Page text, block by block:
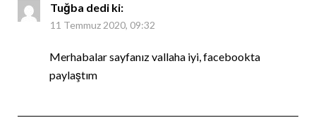
Tuğba dedi ki:
11 Temmuz 2020, 09:32
Merhabalar sayfanız vallaha iyi, facebookta
paylaştım